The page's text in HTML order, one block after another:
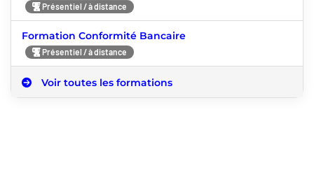
Présentiel / à distance
Formation Conformité Bancaire
Présentiel / à distance
Voir toutes les formations